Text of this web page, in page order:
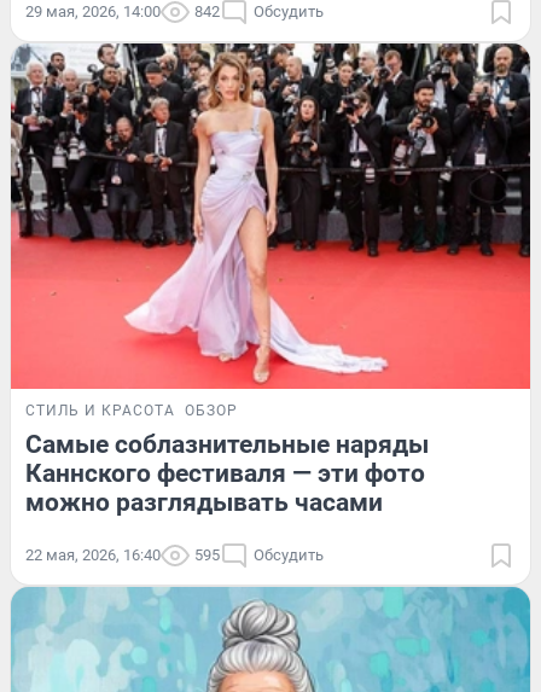
29 мая, 2026, 14:00 842 Обсудить
СТИЛЬ И КРАСОТА ОБЗОР
Самые соблазнительные наряды
Каннского фестиваля — эти фото
можно разглядывать часами
22 мая, 2026, 16:40 595 Обсудить